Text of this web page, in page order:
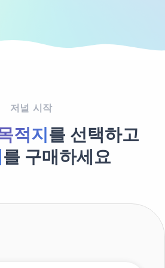
저널 시작
적지를 선택하고
를 구매하세요